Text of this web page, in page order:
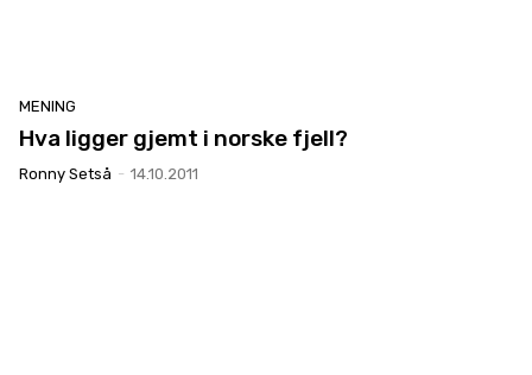
MENING
Hva ligger gjemt i norske fjell?
Ronny Setså - 14.10.2011